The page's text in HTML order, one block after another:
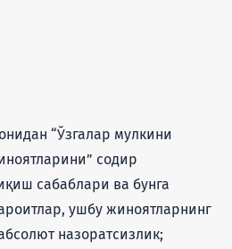
“Ўзгалар мулкини
содир
сабаблари ва бунга
ушбу жиноятларнинг
назоратсизлик;